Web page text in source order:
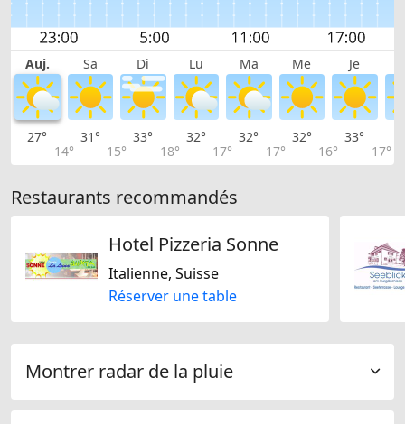
Auj. Sa Di Lu Ma Me Je
27°
14°
31°
15°
33°
18°
32°
17°
32°
17°
32°
16°
33°
17°
Restaurants recommandés
Hotel Pizzeria Sonne
Italienne, Suisse
Réserver une table
Montrer radar de la pluie